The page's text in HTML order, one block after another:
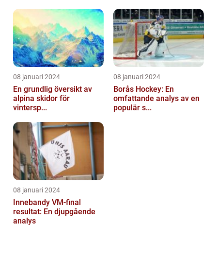
08 januari 2024
En grundlig översikt av
alpina skidor för
vintersp...
08 januari 2024
Borås Hockey: En
omfattande analys av en
populär s...
08 januari 2024
Innebandy VM-final
resultat: En djupgående
analys